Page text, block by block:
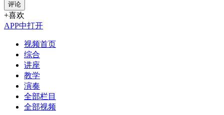
评论
+喜欢
APP中打开
视频首页
综合
讲座
教学
演奏
全部栏目
全部视频